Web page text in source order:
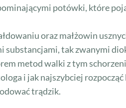
potówki, które
oraz małżowin
substancjami, tak zwanymi
metod walki z tym
i jak najszybciej
trądzik.